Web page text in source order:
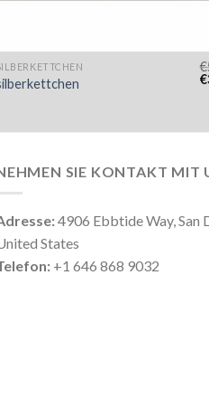
€
€
SIE KONTAKT MIT
4906 Ebbtide Way, San
States
+1 646 868 9032